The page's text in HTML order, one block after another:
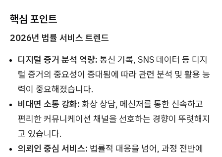
핵심 포인트
2026년 법률 서비스 트렌드
디지털 증거 분석 역량: 통신 기록, SNS 데이터 등 디지
털 증거의 중요성이 증대됨에 따라 관련 분석 및 활용 능
력이 중요해졌습니다.
비대면 소통 강화: 화상 상담, 메신저를 통한 신속하고
편리한 커뮤니케이션 채널을 선호하는 경향이 뚜렷해지
고 있습니다.
의뢰인 중심 서비스: 법률적 대응을 넘어, 과정 전반에